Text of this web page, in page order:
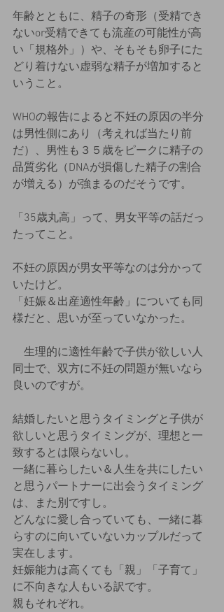
年齢とともに、精子の奇形（受精でき
ないor受精できても流産の可能性が高
い「規格外」）や、そもそも卵子にた
どり着けない虚弱な精子が増加すると
いうこと。
WHOの報告によると不妊の原因の半分
は男性側にあり（考えれば当たり前
だ）、男性も３５歳をピークに精子の
品質劣化（DNAが損傷した精子の割合
が増える）が強まるのだそうです。
「35歳丸高」って、男女平等の話だっ
たってこと。
不妊の原因が男女平等なのは分かって
いたけど。
「妊娠＆出産適性年齢」についても同
様だと、思いが至っていなかった。
生理的に適性年齢で子供が欲しい人
同士で、双方に不妊の問題が無いなら
良いのですが。
結婚したいと思うタイミングと子供が
欲しいと思うタイミングが、理想と一
致するとは限らないし。
一緒に暮らしたい＆人生を共にしたい
と思うパートナーに出会うタイミング
は、また別ですし。
どんなに愛し合っていても、一緒に暮
らすのに向いていないカップルだって
実在します。
妊娠能力は高くても「親」「子育て」
に不向きな人もいる訳です。
親もそれぞれ。